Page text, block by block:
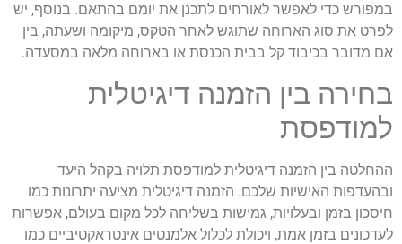
במפורש כדי לאפשר לאורחים לתכנן את יומם בהתאם. בנוסף, יש
לפרט את סוג הארוחה שתוגש לאחר הטקס, מיקומה ושעתה, בין
אם מדובר בכיבוד קל בבית הכנסת או בארוחה מלאה במסעדה.
בחירה בין הזמנה דיגיטלית
למודפסת
ההחלטה בין הזמנה דיגיטלית למודפסת תלויה בקהל היעד
ובהעדפות האישיות שלכם. הזמנה דיגיטלית מציעה יתרונות כמו
חיסכון בזמן ובעלויות, גמישות בשליחה לכל מקום בעולם, אפשרות
לעדכונים בזמן אמת, ויכולת לכלול אלמנטים אינטראקטיביים כמו